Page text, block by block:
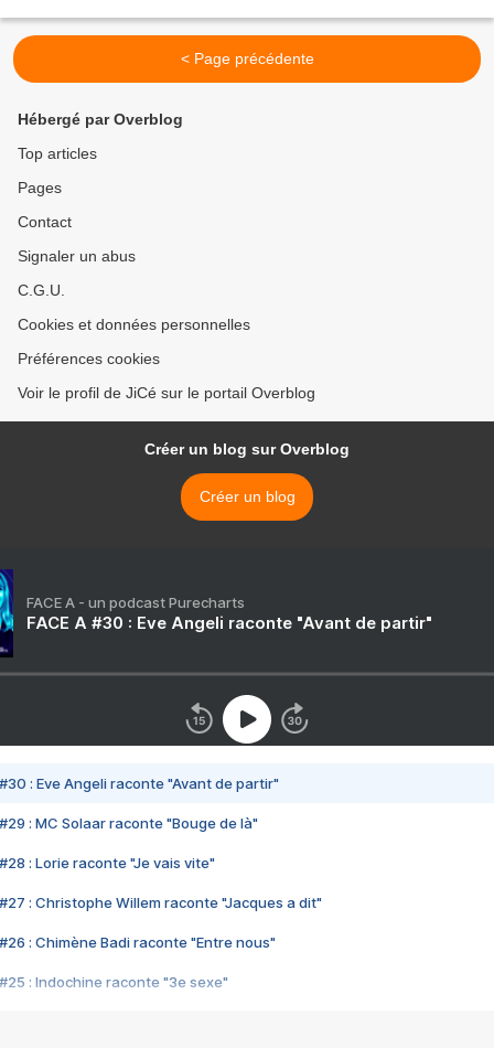
< Page précédente
Hébergé par Overblog
Top articles
Pages
Contact
Signaler un abus
C.G.U.
Cookies et données personnelles
Préférences cookies
Voir le profil de JiCé sur le portail Overblog
Créer un blog sur Overblog
Créer un blog
FACE A - un podcast Purecharts
FACE A #30 : Eve Angeli raconte "Avant de partir"
#30 : Eve Angeli raconte "Avant de partir"
#29 : MC Solaar raconte "Bouge de là"
#28 : Lorie raconte "Je vais vite"
#27 : Christophe Willem raconte "Jacques a dit"
#26 : Chimène Badi raconte "Entre nous"
#25 : Indochine raconte "3e sexe"